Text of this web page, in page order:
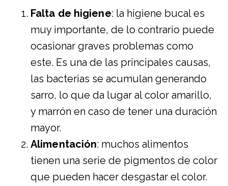
Falta de higiene: la higiene bucal es
muy importante, de lo contrario puede
ocasionar graves problemas como
este. Es una de las principales causas,
las bacterias se acumulan generando
sarro, lo que da lugar al color amarillo,
y marrón en caso de tener una duración
mayor.
Alimentación: muchos alimentos
tienen una serie de pigmentos de color
que pueden hacer desgastar el color.